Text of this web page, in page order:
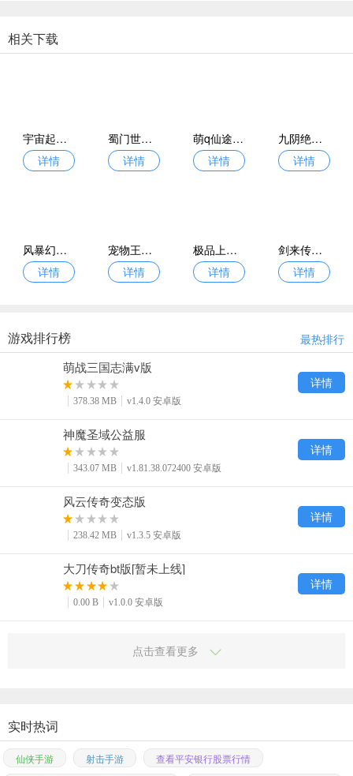
相关下载
宇宙起源公益服
详情
蜀门世界变态版
详情
萌q仙途变态版
详情
九阴绝学满v版
详情
风暴幻想公益服
详情
宠物王国变态版
详情
极品上将gm版
详情
剑来传说录折扣版
详情
最热排行
游戏排行榜
萌战三国志满v版
378.38 MB v1.4.0 安卓版
详情
神魔圣域公益服
343.07 MB v1.81.38.072400 安卓版
详情
风云传奇变态版
238.42 MB v1.3.5 安卓版
详情
大刀传奇bt版[暂未上线]
0.00 B v1.0.0 安卓版
详情
点击查看更多
实时热词
仙侠手游 射击手游 查看平安银行股票行情